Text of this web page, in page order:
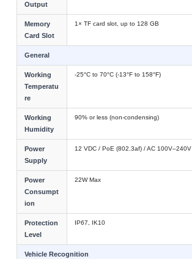
Output
Memory
Card Slot
1× TF card slot, up to 128 GB
General
Working
Temperatu
re
-25°C to 70°C (-13°F to 158°F)
Working
Humidity
90% or less (non-condensing)
Power
Supply
12 VDC / PoE (802.3af) / AC 100V–240V
Power
Consumpt
ion
22W Max
Protection
Level
IP67, IK10
Vehicle Recognition